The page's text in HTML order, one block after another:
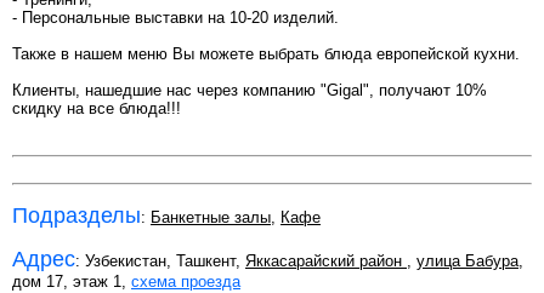
- Персональные выставки на 10-20 изделий.
Также в нашем меню Вы можете выбрать блюда европейской кухни.
Клиенты, нашедшие нас через компанию "Gigal", получают 10%
скидку на все блюда!!!
Подразделы: Банкетные залы, Кафе
Адрес: Узбекистан, Ташкент, Яккасарайский район , улица Бабура,
дом 17, этаж 1, схема проезда